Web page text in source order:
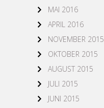
MAI 2016
APRIL 2016
NOVEMBER 2015
OKTOBER 2015
AUGUST 2015
JULI 2015
JUNI 2015